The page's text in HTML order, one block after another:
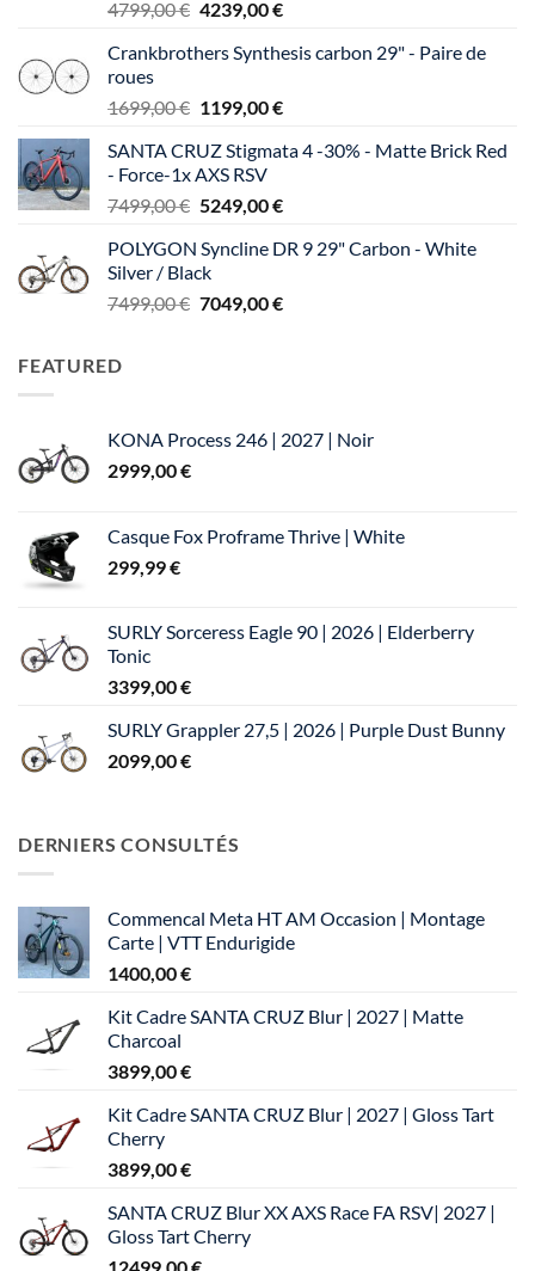
4799,00€ Le
initial
4799,00 €.
4239,00€Le
actuel
4239,00 €.
Crankbrothers Synthesis carbon 29" - Paire de
roues
1699,00€ Le
initial
était :
1699,00 €.
1199,00€Le
actuel
1199,00 €.
SANTA CRUZ Stigmata 4 -30% - Matte Brick Red
- Force-1x AXS RSV
7499,00€ Le
initial
était :
7499,00 €.
5249,00€Le
actuel
5249,00 €.
POLYGON Syncline DR 9 29" Carbon - White
Silver / Black
7499,00€ Le
7049,00€Le
FEATURED
KONA Process 246 | 2027 | Noir
2999,00€
Casque Fox Proframe Thrive | White
299,99€
SURLY Sorceress Eagle 90 | 2026 | Elderberry
Tonic
3399,00€
SURLY Grappler 27,5 | 2026 | Purple Dust Bunny
2099,00€
DERNIERS CONSULTÉS
Commencal Meta HT AM Occasion | Montage
Carte | VTT Endurigide
1400,00€
Kit Cadre SANTA CRUZ Blur | 2027 | Matte
Charcoal
3899,00€
Kit Cadre SANTA CRUZ Blur | 2027 | Gloss Tart
Cherry
3899,00€
SANTA CRUZ Blur XX AXS Race FA RSV| 2027 |
Gloss Tart Cherry
12499,00€